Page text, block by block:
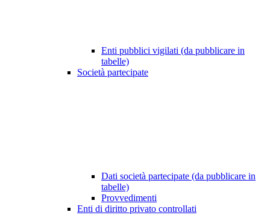
Enti pubblici vigilati (da pubblicare in
tabelle)
Società partecipate
Dati società partecipate (da pubblicare in
tabelle)
Provvedimenti
Enti di diritto privato controllati